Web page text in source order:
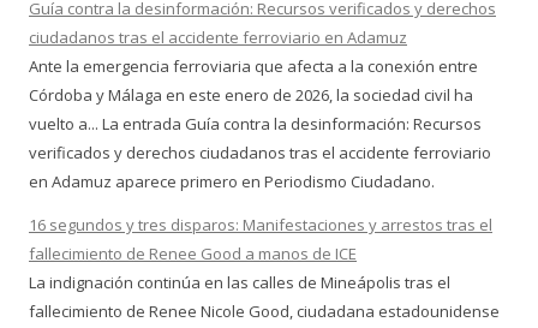
Guía contra la desinformación: Recursos verificados y derechos
ciudadanos tras el accidente ferroviario en Adamuz
Ante la emergencia ferroviaria que afecta a la conexión entre
Córdoba y Málaga en este enero de 2026, la sociedad civil ha
vuelto a... La entrada Guía contra la desinformación: Recursos
verificados y derechos ciudadanos tras el accidente ferroviario
en Adamuz aparece primero en Periodismo Ciudadano.
16 segundos y tres disparos: Manifestaciones y arrestos tras el
fallecimiento de Renee Good a manos de ICE
La indignación continúa en las calles de Mineápolis tras el
fallecimiento de Renee Nicole Good, ciudadana estadounidense